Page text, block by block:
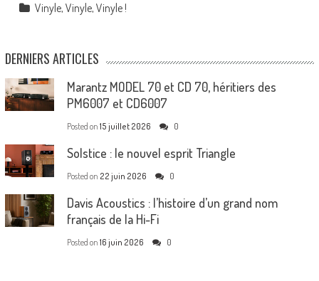
Vinyle, Vinyle, Vinyle !
DERNIERS ARTICLES
Marantz MODEL 70 et CD 70, héritiers des
PM6007 et CD6007
Posted on 15 juillet 2026 0
Solstice : le nouvel esprit Triangle
Posted on 22 juin 2026 0
Davis Acoustics : l’histoire d’un grand nom
français de la Hi-Fi
Posted on 16 juin 2026 0